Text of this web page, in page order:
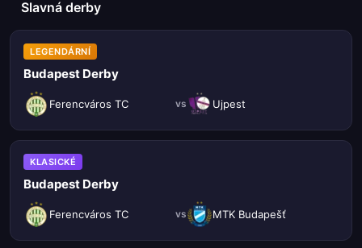
Slavná derby
LEGENDÁRNÍ
Budapest Derby
Ferencváros TC vs Ujpest
KLASICKÉ
Budapest Derby
Ferencváros TC vs MTK Budapešť